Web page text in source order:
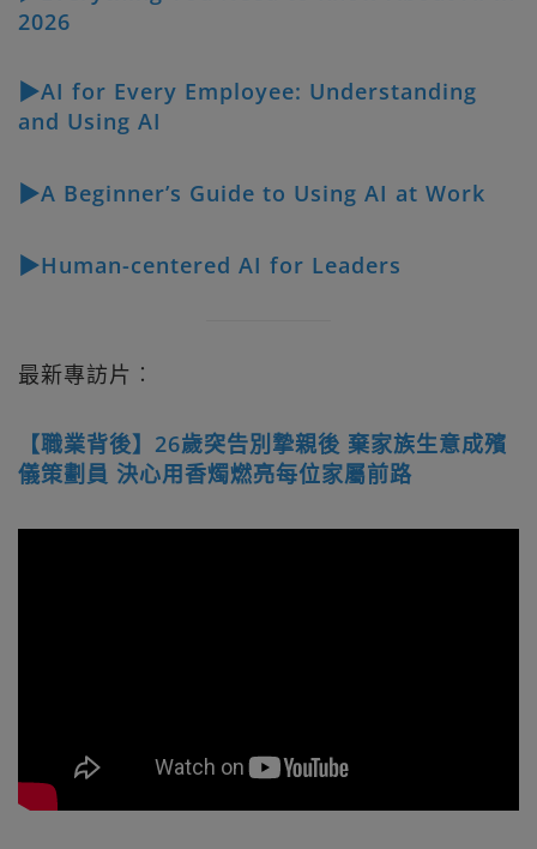
2026
▶AI for Every Employee: Understanding
and Using AI
▶A Beginner’s Guide to Using AI at Work
▶Human-centered AI for Leaders
最新專訪片︰
【職業背後】26歲突告別摯親後 棄家族生意成殯
儀策劃員 決心用香燭燃亮每位家屬前路